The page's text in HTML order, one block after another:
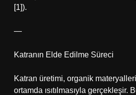
[1]).
—
Katranın Elde Edilme Süreci
Katran üretimi, organik
ortamda ısıtılmasıyla gerçekleşir.